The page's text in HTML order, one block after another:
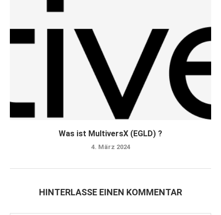
Was ist MultiversX (EGLD) ?
4. März 2024
HINTERLASSE EINEN KOMMENTAR